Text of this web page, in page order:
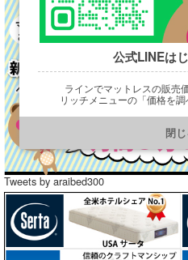
Tweets by araibed300
公式LINEは
ラインでマットレスの販売
リッチメニューの「価格を
https://line.me/
閉